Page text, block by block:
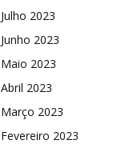
Julho 2023
Junho 2023
Maio 2023
Abril 2023
Março 2023
Fevereiro 2023